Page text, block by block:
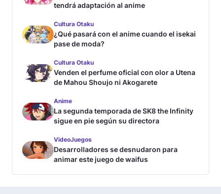
tendrá adaptación al anime
Cultura Otaku
¿Qué pasará con el anime cuando el isekai
pase de moda?
Cultura Otaku
Venden el perfume oficial con olor a Utena
de Mahou Shoujo ni Akogarete
Anime
La segunda temporada de SK8 the Infinity
sigue en pie según su directora
VideoJuegos
Desarrolladores se desnudaron para
animar este juego de waifus